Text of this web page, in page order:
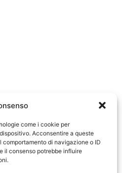
come i cookie per
Acconsentire a queste
di navigazione o ID
il consenso potrebbe influire